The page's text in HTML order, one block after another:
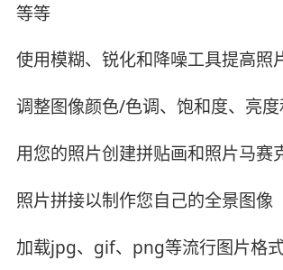
等等
使用模糊、锐化和降噪工具提高照
调整图像颜色/色调、饱和度、亮
用您的照片创建拼贴画和照片马赛
照片拼接以制作您自己的全景图像
加载jpg、gif、png等流行图片格